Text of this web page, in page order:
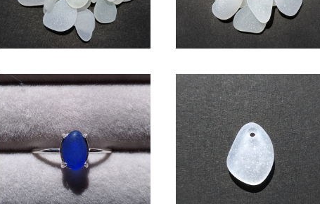
シーグラス SV925リング （コバ
ルトブルー系）SR-8
¥2,600
ペンダントヘッド用シーグラス
素材(白色) AS-13
¥1,000